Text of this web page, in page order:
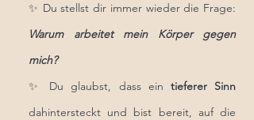
✨ Du stellst dir immer wieder die Frage:
Warum arbeitet mein Körper gegen
mich?
✨ Du glaubst, dass ein tieferer Sinn
dahintersteckt und bist bereit, auf die